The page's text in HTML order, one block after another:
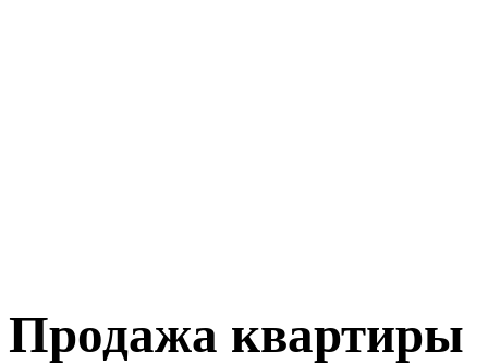
Продажа квартиры